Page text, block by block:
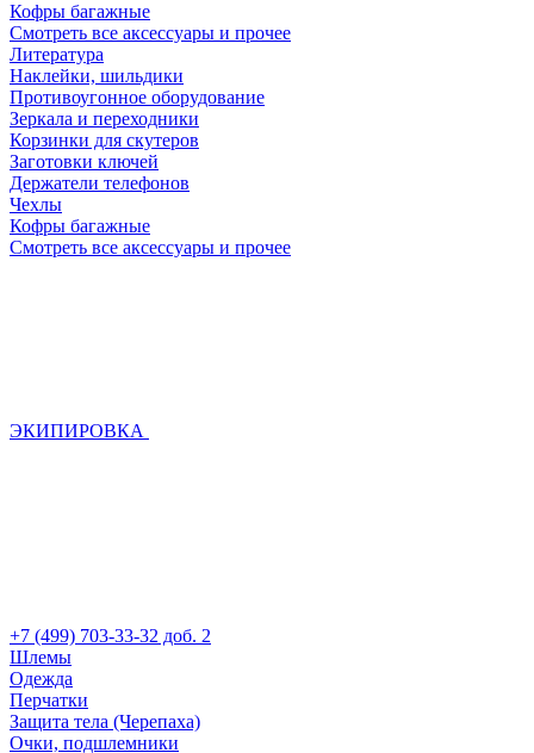
Кофры багажные
Смотреть все аксессуары и прочее
Литература
Наклейки, шильдики
Противоугонное оборудование
Зеркала и переходники
Корзинки для скутеров
Заготовки ключей
Держатели телефонов
Чехлы
Кофры багажные
Смотреть все аксессуары и прочее
ЭКИПИРОВКА
+7 (499) 703-33-32 доб. 2
Шлемы
Одежда
Перчатки
Защита тела (Черепаха)
Очки, подшлемники